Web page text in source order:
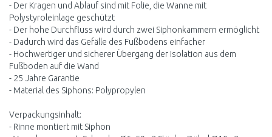
- Der Kragen und Ablauf sind mit Folie, die Wanne mit
Polystyroleinlage geschützt
- Der hohe Durchfluss wird durch zwei Siphonkammern ermöglicht
- Dadurch wird das Gefälle des Fußbodens einfacher
- Hochwertiger und sicherer Übergang der Isolation aus dem
Fußboden auf die Wand
- 25 Jahre Garantie
- Material des Siphons: Polypropylen
Verpackungsinhalt:
- Rinne montiert mit Siphon